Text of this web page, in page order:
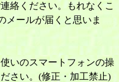
絡ください。もれなくこ
メールが届くと思いま
いのスマートフォンの操
さい。(修正・加工禁止)